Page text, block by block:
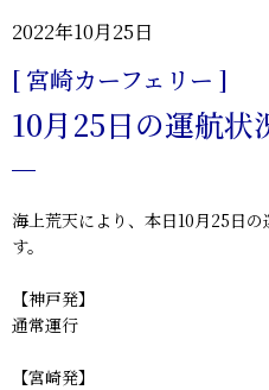
2022年10月25日
[ 宮崎カーフェリー ]
10月25日の運航状
海上荒天により、本日10月25日
す。
【神戸発】
通常運行
【宮崎発】